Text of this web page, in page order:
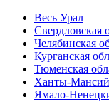
Весь Урал
Свердловская
Челябинская
Курганская
Тюменская
Ханты-
Ямало-